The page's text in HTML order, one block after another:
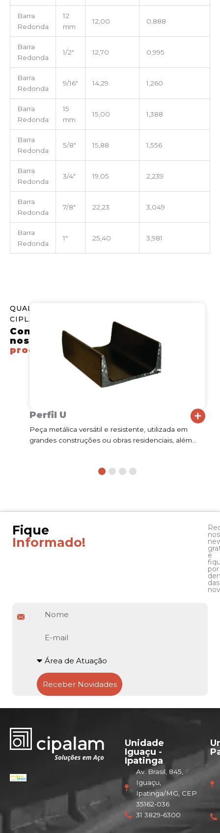
Barra
Redonda
12
mm
12,00 0,888
Barra
Redonda
1/2″ 12,70 0,995
Barra
Redonda
9/16″ 14,29 1,260
Barra
Redonda
15
mm
15,00 1,388
Barra
Redonda
5/8″ 15,88 1,556
Barra
Redonda
3/4″ 19,05 2,239
Barra
Redonda
7/8″ 22,23 3,049
Barra
Redonda
1″ 25,40 3,981
QUALIDADE
CIPLAM
Conheça
nossos
produtos
Perfil U
Peça metálica versátil e resistente, utilizada em
grandes construções ou obras residenciais, além…
Fique
Informado!
e
por
das
mail
Receber Novidades
Unidade
Iguaçu -
Ipatinga
Av. Brasil, 845,
Iguaçu,
Ipatinga/MG, CEP
35162-036
31 3829-6300